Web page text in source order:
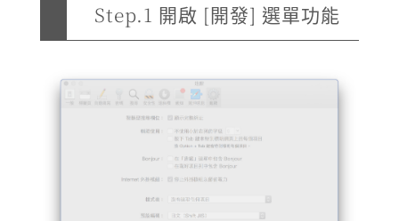
Step.1 開啟 [開發] 選單功能